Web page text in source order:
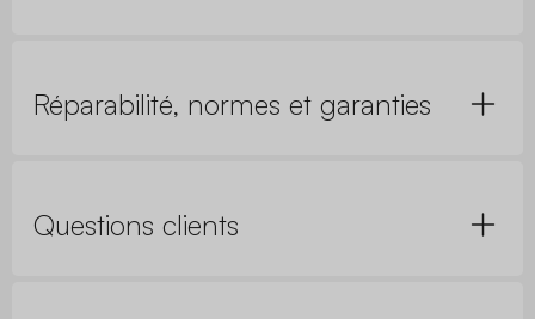
Réparabilité, normes et garanties
Questions clients